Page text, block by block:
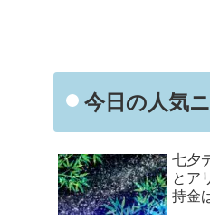
今日の人気
七夕
とア
持金